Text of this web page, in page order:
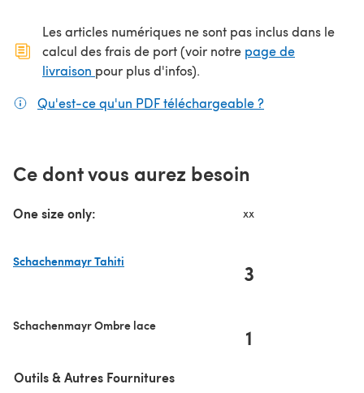
Les articles numériques ne sont pas inclus dans le
calcul des frais de port (voir notre page de
livraison (s'ouvre dans un nouvel onglet)
pour plus d'infos).
Qu'est-ce qu'un PDF téléchargeable ?
Ce dont vous aurez besoin
One size only: xx
Schachenmayr Tahiti
3
Schachenmayr Ombre lace 1
Outils & Autres Fournitures